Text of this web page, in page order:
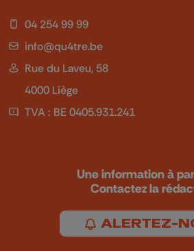
04 254 99 99
info@qu4tre.be
Rue du Laveu, 58
4000 Liège
TVA : BE 0405.931.241
Une information à
Contactez la
ALERTEZ-